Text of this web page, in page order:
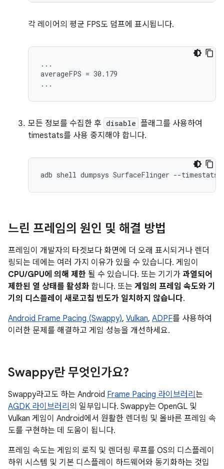
각 레이어의 평균 FPS도 덤프에 표시됩니다.
...
averageFPS = 30.179
모든 정보를 수집한 후 disable 플래그를 사용하여
timestats를 사용 중지해야 합니다.
느린 프레임의 원인 및 해결 방법
프레임이 개발자의 타겟보다 화면에 더 오래 표시되거나 렌더
링되는 데에는 여러 가지 이유가 있을 수 있습니다. 게임이
CPU/GPU에 의해 제한 될 수 있습니다. 또는 기기가 과열되어
제한된 열 상태를 활성화 합니다. 또는 게임의 프레임 속도와 기
기의 디스플레이 새로고침 빈도가 일치하지 않습니다.
Android Frame Pacing (Swappy), Vulkan, ADPF를 사용하여
이러한 문제를 해결하고 게임 성능을 개선하세요.
Swappy란 무엇인가요?
Swappy라고도 하는 Android Frame Pacing 라이브러리 는
AGDK 라이브러리 의 일부입니다. Swappy는 OpenGL 및
Vulkan 게임이 Android에서 원활한 렌더링 및 올바른 프레임 속
도를 구현하는 데 도움이 됩니다.
프레임 속도는 게임의 로직 및 렌더링 루프를 OS의 디스플레이
하위 시스템 및 기본 디스플레이 하드웨어와 동기화하는 것입